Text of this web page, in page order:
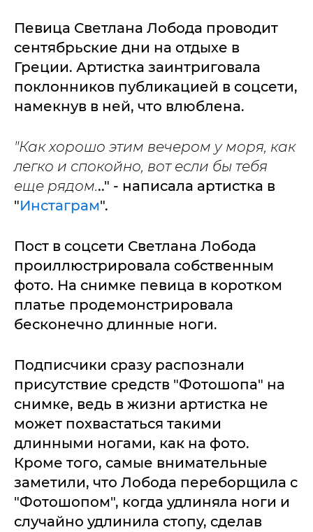
Певица Светлана Лобода проводит
сентябрьские дни на отдыхе в
Греции. Артистка заинтриговала
поклонников публикацией в соцсети,
намекнув в ней, что влюблена.
"Как хорошо этим вечером у моря, как
легко и спокойно, вот если бы тебя
еще рядом..." - написала артистка в
"Инстаграм".
Пост в соцсети Светлана Лобода
проиллюстрировала собственным
фото. На снимке певица в коротком
платье продемонстрировала
бесконечно длинные ноги.
Подписчики сразу распознали
присутствие средств "Фотошопа" на
снимке, ведь в жизни артистка не
может похвастаться такими
длинными ногами, как на фото.
Кроме того, самые внимательные
заметили, что Лобода переборщила с
"Фотошопом", когда удлиняла ноги и
случайно удлинила стопу, сделав